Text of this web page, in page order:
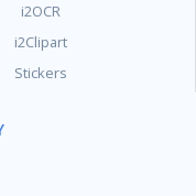
i2OCR
i2Clipart
Stickers